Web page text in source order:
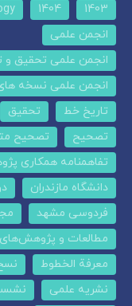
1403
1404
انجمن علمی
انجمن علمی تحقیق
انجمن علمی نسخه
تاریخ خط
تحقیق
تصحیح
تصحیح
تفاهمنامه همکاری
دانشگاه مازندران
فردوسی مشهد
مطالعات و
معرفة الخطوط
نشریه علمی